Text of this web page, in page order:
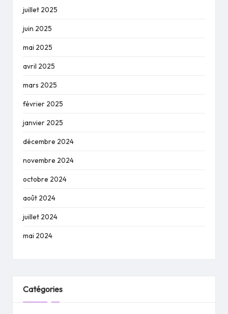
juillet 2025
juin 2025
mai 2025
avril 2025
mars 2025
février 2025
janvier 2025
décembre 2024
novembre 2024
octobre 2024
août 2024
juillet 2024
mai 2024
Catégories